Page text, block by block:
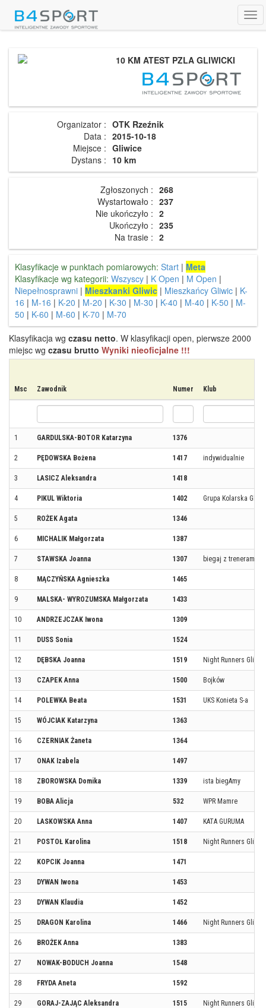
10 KM ATEST PZLA GLIWICKI
Organizator : OTK Rzeźnik
Data : 2015-10-18
Miejsce : Gliwice
Dystans : 10 km
Zgłoszonych : 268
Wystartowało : 237
Nie ukończyło : 2
Ukończyło : 235
Na trasie : 2
Klasyfikacje w punktach pomiarowych: Start | Meta
Klasyfikacje wg kategorii: Wszyscy | K Open | M Open |
Niepełnosprawni | Mieszkanki Gliwic | Mieszkańcy Gliwic | K-
16 | M-16 | K-20 | M-20 | K-30 | M-30 | K-40 | M-40 | K-50 | M-
50 | K-60 | M-60 | K-70 | M-70
Klasyfikacja wg czasu netto. W klasyfikacji open, pierwsze 2000
miejsc wg czasu brutto Wyniki nieoficjalne !!!
Msc Zawodnik Numer Klub
1 GARDULSKA-BOTOR Katarzyna 1376
2 PĘDOWSKA Bożena 1417 indywidualnie
3 LASICZ Aleksandra 1418
4 PIKUL Wiktoria 1402 Grupa Kolarska
5 ROŻEK Agata 1346
6 MICHALIK Małgorzata 1387
7 STAWSKA Joanna 1307 biegaj z trenerami
8 MĄCZYŃSKA Agnieszka 1465
9 MALSKA- WYROZUMSKA Małgorzata 1433
10 ANDRZEJCZAK Iwona 1309
11 DUSS Sonia 1524
12 DĘBSKA Joanna 1519 Night Runners
13 CZAPEK Anna 1500 Bojków
14 POLEWKA Beata 1531 UKS Konieta S-a
15 WÓJCIAK Katarzyna 1363
16 CZERNIAK Żaneta 1364
17 ONAK Izabela 1497
18 ZBOROWSKA Domika 1339 ista biegAmy
19 BOBA Alicja 532 WPR Mamre
20 LASKOWSKA Anna 1407 KATA GURUMA
21 POSTOŁ Karolina 1518 Night Runners
22 KOPCIK Joanna 1471
23 DYWAN Iwona 1453
23 DYWAN Klaudia 1452
25 DRAGON Karolina 1466 Night Runners
26 BROŻEK Anna 1383
27 NOWAK-BODUCH Joanna 1548
28 FRYDA Aneta 1592
29 GORAJ-ZAJĄC Aleksandra 1515 Night Runners